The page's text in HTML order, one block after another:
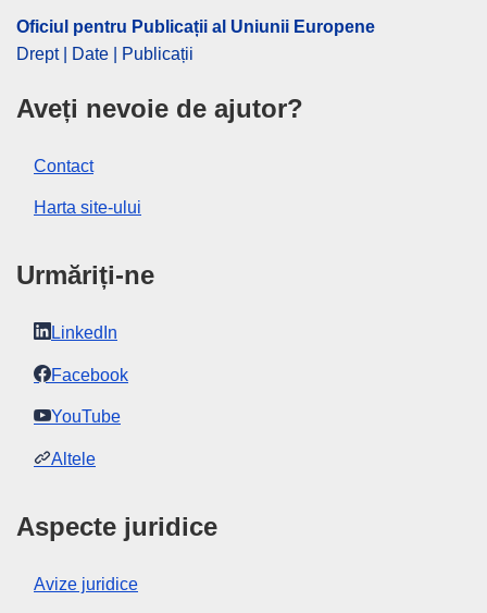
pdfa2a
Oficiul pentru Publicații al Uniunii Europene
Drept | Date | Publicații
Aveți nevoie de ajutor?
Contact
Harta site-ului
Urmăriți-ne
LinkedIn
Facebook
YouTube
Altele
Aspecte juridice
Avize juridice